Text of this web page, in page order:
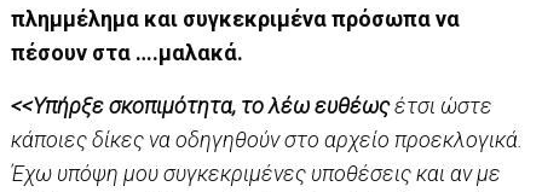
πλημμέλημα και συγκεκριμένα πρόσωπα να
πέσουν στα ….μαλακά.
<<Υπήρξε σκοπιμότητα, το λέω ευθέωςέτσι ώστε
κάποιες δίκες να οδηγηθούν στο αρχείο προεκλογικά.
Έχω υπόψη μου συγκεκριμένες υποθέσεις και αν με